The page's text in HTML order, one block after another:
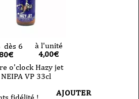
dès 6
à l'unité
4,00€
o'clock Hazy jet
NEIPA VP 33cl
AJOUTER